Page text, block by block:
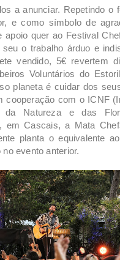
a anunciar. Repetindo o
e como símbolo de
apoio quer ao Festival
o trabalho árduo e
vendido, 5€ revertem
Voluntários do
planeta é cuidar dos
cooperação com o ICNF
da Natureza e das
em Cascais,a Mata
planta o equivalente
no evento anterior.